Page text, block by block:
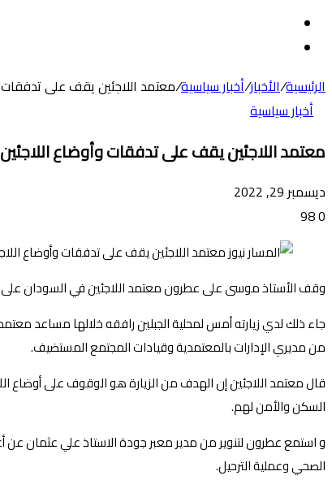
الرئيسية/الأخبار/أخبار سياسية/معتمد اللاجئين يقف على تدفقات
أخبار سياسية
معتمد اللاجئين يقف على تدفقات وأوضاع اللاجئين
ديسمبر 29, 2022
0
وقف الأستاذ موسى على عطرون معتمد اللاجئين في السودان على
جاء ذلك لدي زيارته أمس لمحلية الجبلين رافقه خلالها مساعد
من مديري الإدارات بالمعتمدية وقيادات المجتمع المستضيف.
قال معتمد اللاجئين إن الهدف من الزيارة هو الوقوف على أوضاع
السكن والأمن لهم.
و استمع عطرون لتنوير من مدير معبر جودة الاستاذ علي عثمان عن
الصحي وعملية الترحيل.